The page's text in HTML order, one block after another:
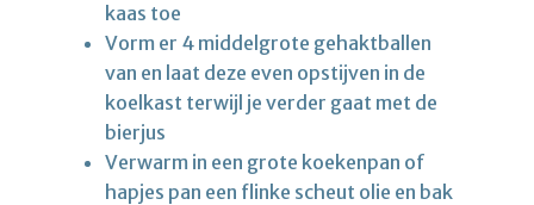
kaas toe
Vorm er 4 middelgrote gehaktballen
van en laat deze even opstijven in de
koelkast terwijl je verder gaat met de
bierjus
Verwarm in een grote koekenpan of
hapjes pan een flinke scheut olie en bak